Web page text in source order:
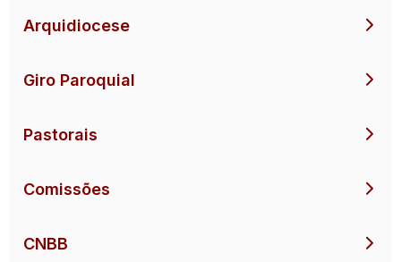
Arquidiocese
Giro Paroquial
Pastorais
Comissões
CNBB